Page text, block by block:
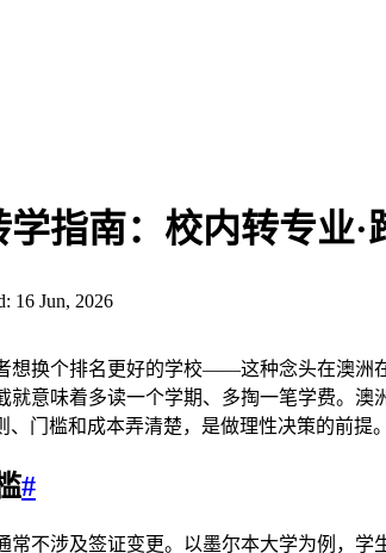
指南：校内转专业·
16 Jun, 2026
想换个排名更好的学校——这种念头在澳洲
意味着多读一个学期、多掏一笔学费。澳
、门槛和成本弄清楚，是做理性决策的前提
#
常不涉及签证变更。以墨尔本大学为例，